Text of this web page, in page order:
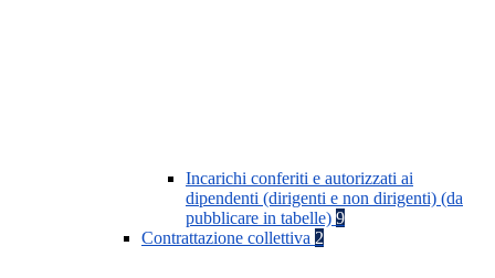
Incarichi conferiti e autorizzati ai
dipendenti (dirigenti e non dirigenti) (da
pubblicare in tabelle) 9
Contrattazione collettiva 2